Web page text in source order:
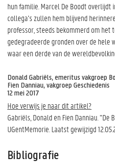
hun familie. Marcel De Boodt overlijdt
collega’s zullen hem blijvend
professor, steeds bekommerd om het
gedegradeerde gronden over de hele
waar een derde van de
Donald Gabriëls, emeritus vakgroep
Fien Danniau, vakgroep Geschiedenis
12 mei 2017
Hoe verwijs je naar dit artikel?
Gabriëls, Donald en Fien Danniau. "De
UGentMemorie. Laatst gewijzigd
Bibliografie